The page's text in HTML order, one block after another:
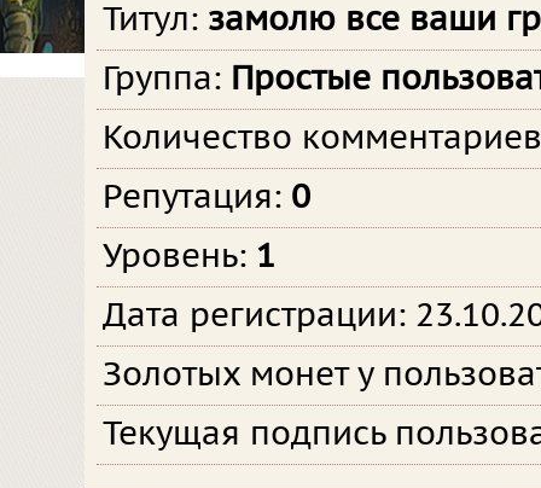
Титул: замолю все ваши
Группа: Простые
Количество
Репутация: 0
Уровень: 1
Дата регистрации:
Золотых монет у
Текущая подпись